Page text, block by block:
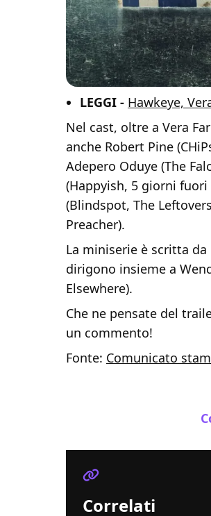
LEGGI - Hawkeye,
Nel cast, oltre a Vera
anche Robert Pine
Adepero Oduye (The
(Happyish, 5 giorni fuori
(Blindspot, The
Preacher).
La miniserie è scritta
dirigono insieme a
Elsewhere).
Che ne pensate del
un commento!
Fonte: Comunicato
Correlati